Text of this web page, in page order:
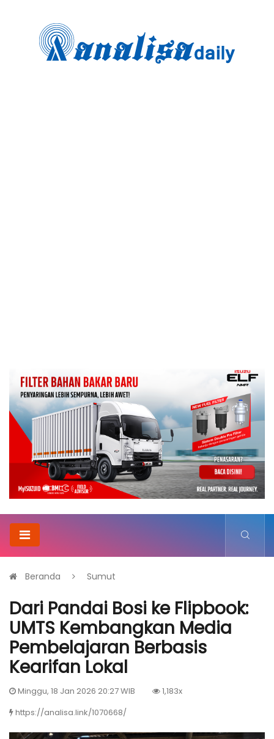
Beranda Sumut
Dari Pandai Bosi ke Flipbook:
UMTS Kembangkan Media
Pembelajaran Berbasis
Kearifan Lokal
Minggu, 18 Jan 2026 20:27 WIB
1,183x
https://analisa.link/1070668/